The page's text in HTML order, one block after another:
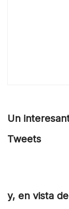
Un
Tweets
y, en vista